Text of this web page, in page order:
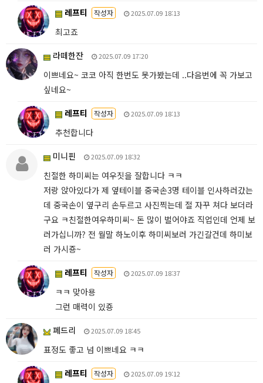
레프티
작성자 2025.07.09 18:13
최고죠
라떼한잔
2025.07.09 17:20
이쁘네요~ 코코 아직 한번도 못가봤는데 ..다음번에 꼭 가보고
싶네요~
레프티
작성자 2025.07.09 18:13
추천합니다
미니핀
2025.07.09 18:32
친절한 하미씨는 여우짓을 잘합니다 ㅋㅋ
저랑 앉아있다가 제 옆테이블 중국손3명 테이블 인사하러갔는
데 중국손이 옆구리 손두르고 사진찍는데 절 자꾸 쳐다 보더라
구요 ㅋ친절한여우하미씨~ 돈 많이 벌어야죠 직업인데 언제 보
러가십니까? 전 월말 하노이후 하미씨보러 가긴갈건데 하미보
러 가시죵~
레프티
작성자 2025.07.09 18:37
ㅋㅋ 맞아용
그런 매력이 있죵
페드리
2025.07.09 18:45
표정도 좋고 넘 이쁘네요 ㅋㅋ
레프티
작성자 2025.07.09 19:12